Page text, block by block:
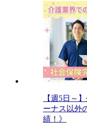
【週5日～
ーナス以外
績！》